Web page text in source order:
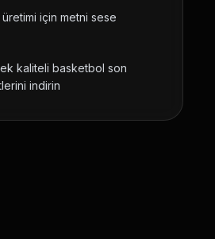
için metni sese
kaliteli basketbol son
indirin